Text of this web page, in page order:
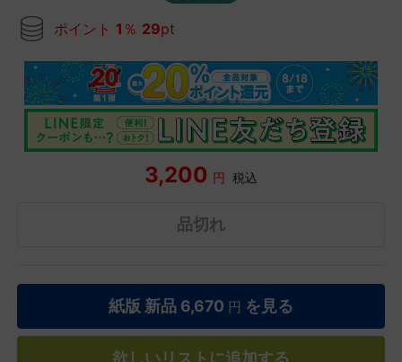
ポイント 1 ％ 29pt
3,200 円 税込
品切れ
紙版 新品 6,670 円 を見る